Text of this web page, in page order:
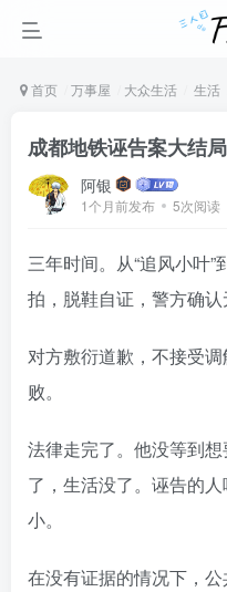
首页 万事屋 大众生活 生活
成都地铁诬告案大结局
阿银
1个月前发布 5次阅读
三年时间。从“追风小叶”
拍，脱鞋自证，警方确认
对方敷衍道歉，不接受
败。
法律走完了。他没等到
了，生活没了。诬告的
小。
在没有证据的情况下，公